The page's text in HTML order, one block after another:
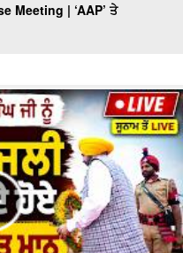
Meeting | ‘AAP’ ਤੇ